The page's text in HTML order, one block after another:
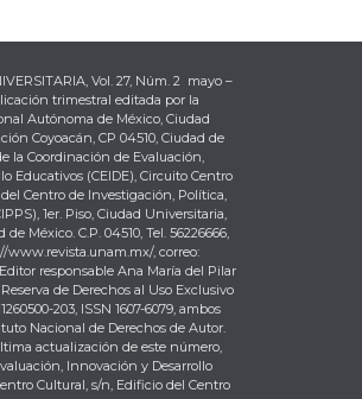
Vol. 27, Núm. 2 mayo –
trimestral editada por la
Autónoma de México, Ciudad
Coyoacán, CP 04510, Ciudad de
la Coordinación de Evaluación,
Educativos (CEIDE), Circuito Centro
Centro de Investigación, Política,
1er. Piso, Ciudad Universitaria,
México. C.P. 04510, Tel. 56226666,
www.revista.unam.mx/, correo:
responsable Ana María del Pilar
de Derechos al Uso Exclusivo
203, ISSN 1607-6079, ambos
Nacional de Derechos de Autor.
actualización de este número,
Innovación y Desarrollo
Cultural, s/n, Edificio del Centro